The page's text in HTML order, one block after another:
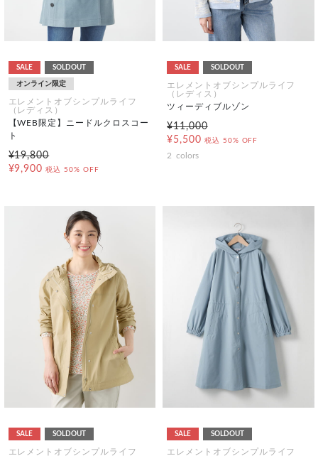
SALE SOLDOUT
オンライン限定
エレメントオブシンプルライフ
（レディス）
【WEB限定】ニードルクロスコー
ト
¥19,800
¥9,900 税込 50% OFF
SALE SOLDOUT
エレメントオブシンプルライフ
（レディス）
ツィーディブルゾン
¥11,000
¥5,500 税込 50% OFF
2 colors
SALE SOLDOUT
エレメントオブシンプルライフ
SALE SOLDOUT
エレメントオブシンプルライフ